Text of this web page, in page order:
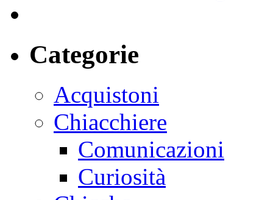
Categorie
Acquistoni
Chiacchiere
Comunicazioni
Curiosità